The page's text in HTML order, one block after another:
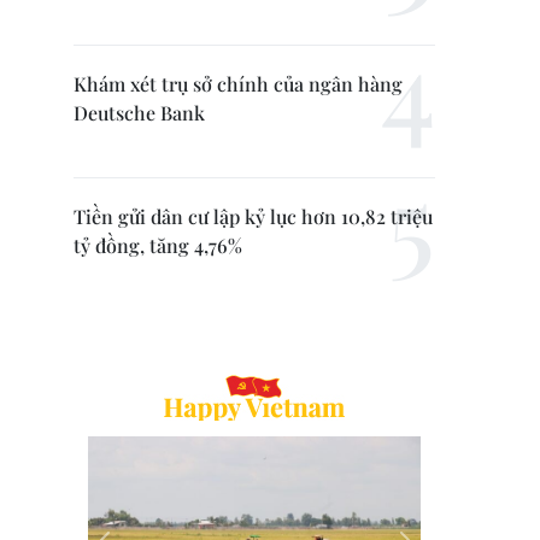
Khám xét trụ sở chính của ngân hàng
Deutsche Bank
Tiền gửi dân cư lập kỷ lục hơn 10,82 triệu
tỷ đồng, tăng 4,76%